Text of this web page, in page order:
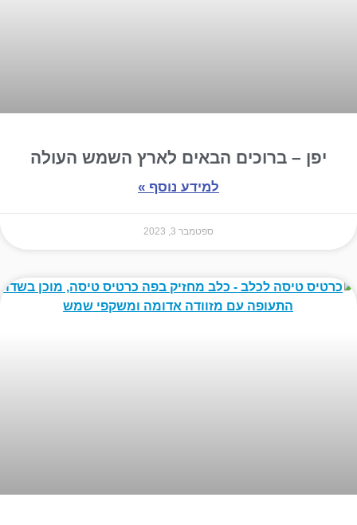
יפן – ברוכים הבאים לארץ השמש העולה
למידע נוסף »
ספטמבר 3, 2023